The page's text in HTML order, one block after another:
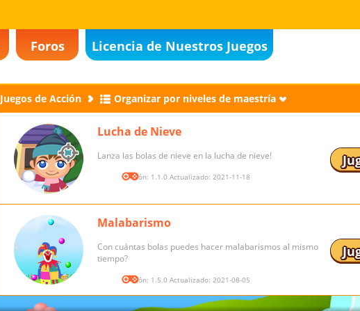
Foros Licencia de Nuestros Juegos
Juegos de Acción Organizar por niveles de maestría
Lucha de Nieve
Lanza las bolas de nieve en la lucha de nieve!
Versión: 1.1.0 Actualizado: 2021-11-18
Malabarismo
Con cuántas bolas puedes hacer malabarismos al mismo
tiempo?
Versión: 1.5.0 Actualizado: 2021-08-05